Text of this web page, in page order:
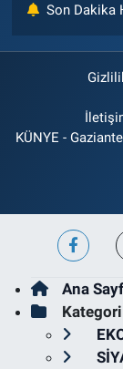
Son Dakika
KÜNYE -
Ana